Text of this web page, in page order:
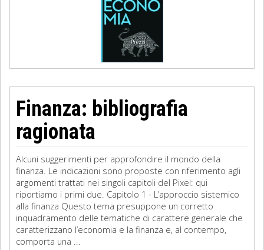
Finanza: bibliografia
ragionata
Alcuni suggerimenti per approfondire il mondo della
finanza. Le indicazioni sono proposte con riferimento agli
argomenti trattati nei singoli capitoli del Pixel: qui
riportiamo i primi due. Capitolo 1 - L’approccio sistemico
alla finanza Questo tema presuppone un corretto
inquadramento delle tematiche di carattere generale che
caratterizzano l’economia e la finanza e, al contempo,
comporta una ...